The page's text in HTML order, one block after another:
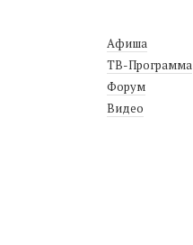
Афиша
ТВ-Программа
Форум
Видео